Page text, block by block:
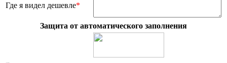
Где я видел дешевле*
Защита от автоматического заполнения